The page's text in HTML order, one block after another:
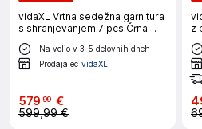
vidaXL Vrtna sedežna garnitura
s shranjevanjem 7 pcs Črna
Poly ratan
Na voljo v 3-5 delovnih dneh
Prodajalec vidaXL
579 99 €
599,99 €
z